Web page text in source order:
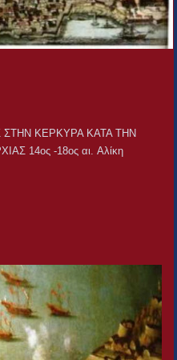
ΣΤΗΝ ΚΕΡΚΥΡΑ ΚΑΤΑ ΤΗΝ
14ος -18ος αι. Αλίκη